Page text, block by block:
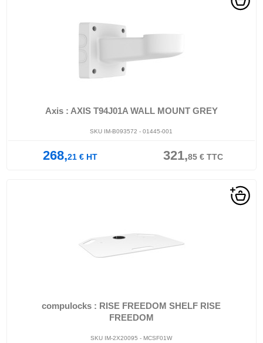
Axis : AXIS T94J01A WALL MOUNT GREY
SKU IM-B093572 - 01445-001
268,21€HT 321,85€TTC
compulocks : RISE FREEDOM SHELF RISE
FREEDOM
SKU IM-2X20095 - MCSF01W